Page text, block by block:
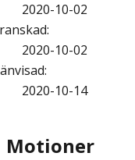
2020-10-02
:
2020-10-02
:
2020-10-14
Motioner